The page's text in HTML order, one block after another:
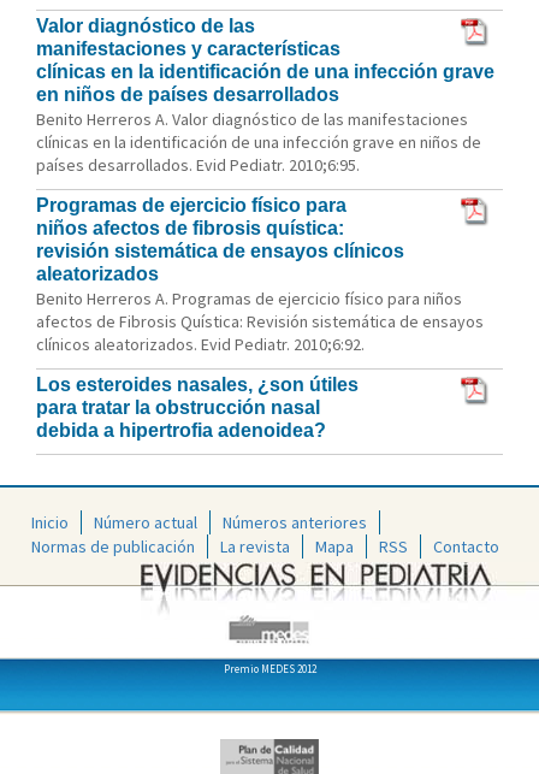
Valor diagnóstico de las
manifestaciones y características
clínicas en la identificación de una infección grave
en niños de países desarrollados
Benito Herreros A. Valor diagnóstico de las manifestaciones
clínicas en la identificación de una infección grave en niños de
países desarrollados. Evid Pediatr. 2010;6:95.
Programas de ejercicio físico para
niños afectos de fibrosis quística:
revisión sistemática de ensayos clínicos
aleatorizados
Benito Herreros A. Programas de ejercicio físico para niños
afectos de Fibrosis Quística: Revisión sistemática de ensayos
clínicos aleatorizados. Evid Pediatr. 2010;6:92.
Los esteroides nasales, ¿son útiles
para tratar la obstrucción nasal
debida a hipertrofia adenoidea?
Inicio Número actual
Números anteriores
Normas de publicación
La revista Mapa RSS Contacto
Premio MEDES 2012